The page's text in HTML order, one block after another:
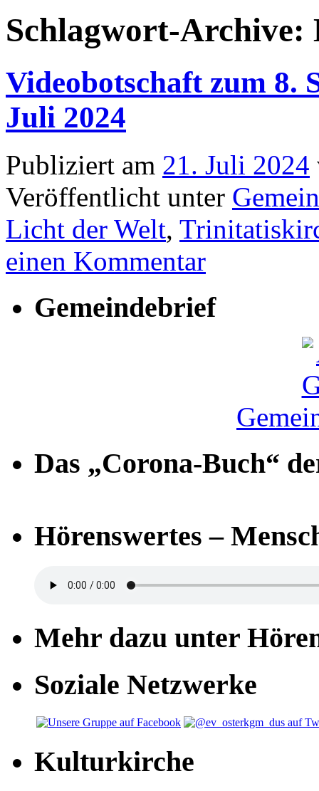
Schlagwort-Archive:
Videobotschaft zum 8.
Juli 2024
Publiziert am 21. Juli 2024
Veröffentlicht unter
Licht der Welt,
einen Kommentar
Gemeindebrief
Das „Corona-Buch“
Hörenswertes –
Mehr dazu unter
Soziale Netzwerke
Kulturkirche